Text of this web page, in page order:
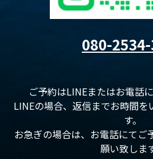
080-
ご予約はLINEまたはお電話
LINEの場合、返信までお時間を
す。
お急ぎの場合は、お電話にてご
願い致しま